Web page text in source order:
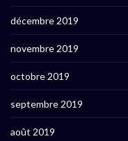
décembre 2019
novembre 2019
octobre 2019
septembre 2019
août 2019